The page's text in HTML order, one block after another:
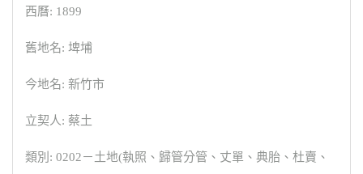
西曆: 1899
舊地名: 埤埔
今地名: 新竹市
立契人: 蔡土
類別: 0202－土地(執照、歸管分管、丈單、典胎、杜賣、